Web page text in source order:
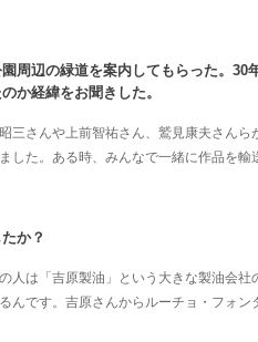
周辺の緑道を案内してもらった。30
か経緯をお聞きした。
三さんや上前智祐さん、鷲見康夫さん
した。ある時、みんなで一緒に作品を
か？
人は「吉原製油」という大きな製油会
んです。吉原さんからルーチョ・フォ